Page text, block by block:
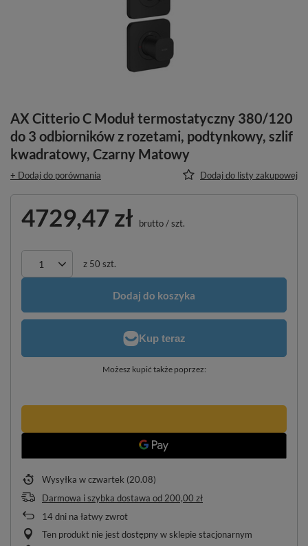
AX Citterio C Moduł termostatyczny 380/120
do 3 odbiorników z rozetami, podtynkowy, szlif
kwadratowy, Czarny Matowy
+ Dodaj do porównania Dodaj do listy zakupowej
4729,47 zł brutto/szt.
z 50 szt.
Dodaj do koszyka
Możesz kupić także poprzez:
Wysyłka w czwartek (20.08)
Darmowa i szybka dostawa od200,00 zł
14dni na łatwy zwrot
Ten produkt nie jest dostępny w sklepie stacjonarnym